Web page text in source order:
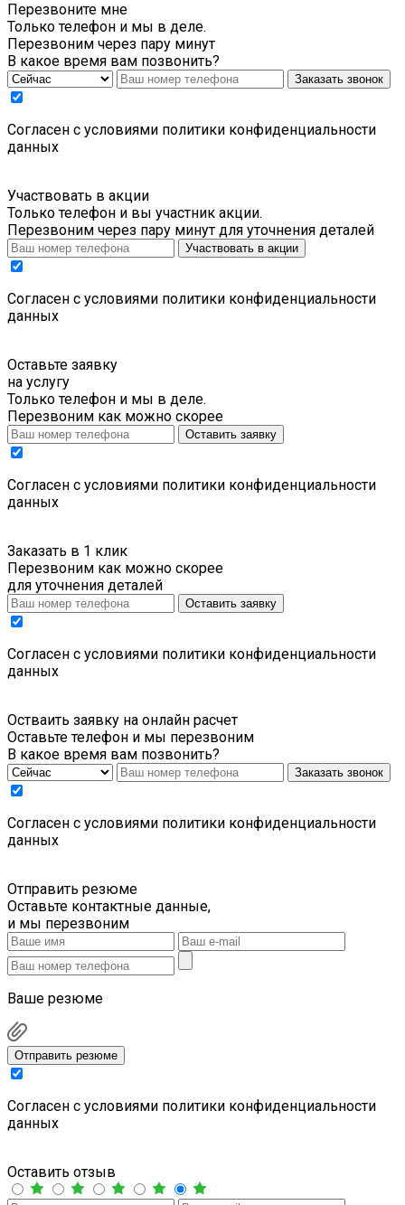
Перезвоните мне
Только телефон и мы в деле.
Перезвоним через пару минут
В какое время вам позвонить?
Заказать звонок
Cогласен с условиями политики конфиденциальности
данных
Участвовать в акции
Только телефон и вы участник акции.
Перезвоним через пару минут для уточнения деталей
Участвовать в акции
Cогласен с условиями политики конфиденциальности
данных
Оставьте заявку
на услугу
Только телефон и мы в деле.
Перезвоним как можно скорее
Оставить заявку
Cогласен с условиями политики конфиденциальности
данных
Заказать в 1 клик
Перезвоним как можно скорее
для уточнения деталей
Оставить заявку
Cогласен с условиями политики конфиденциальности
данных
Остваить заявку на онлайн расчет
Оставьте телефон и мы перезвоним
В какое время вам позвонить?
Заказать звонок
Cогласен с условиями политики конфиденциальности
данных
Отправить резюме
Оставьте контактные данные,
и мы перезвоним
Ваше резюме
Отправить резюме
Cогласен с условиями политики конфиденциальности
данных
Оставить отзыв